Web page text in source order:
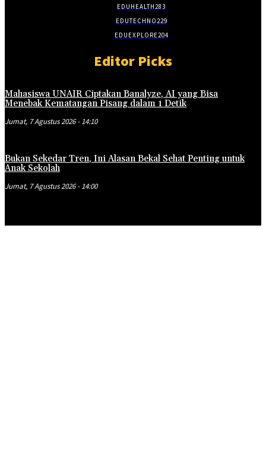
EDUHEALTH283
EDUTECHNO229
EDUEXPLORE204
Editor Picks
Mahasiswa UNAIR Ciptakan Banalyze, AI yang Bisa
Menebak Kematangan Pisang dalam 1 Detik
Jumat, 7 Agustus 2026 - 14:10
Bukan Sekedar Tren, Ini Alasan Bekal Sehat Penting untuk
Anak Sekolah
Jumat, 7 Agustus 2026 - 14:00